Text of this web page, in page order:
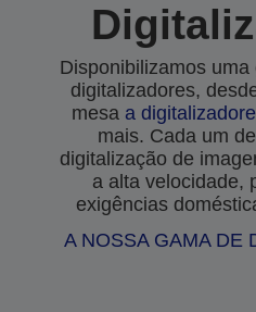
Disponibilizamos
digitalizadores,
mesaa
mais. Cada um
digitalização de
a alta velocidade,
exigências
A NOSSA GAMA DE